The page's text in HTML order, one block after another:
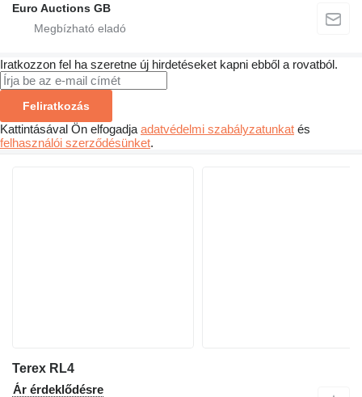
Euro Auctions GB
Iratkozzon fel ha szeretne új hirdetéseket kapni ebből a rovatból.
Feliratkozás
Kattintásával Ön elfogadja adatvédelmi szabályzatunkat és
felhasználói szerződésünket.
Terex RL4
Ár érdeklődésre